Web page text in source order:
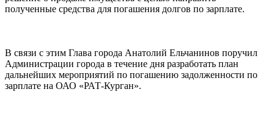
полученные средства для погашения долгов по зарплате.
В связи с этим Глава города Анатолий Ельчанинов поручил
Администрации города в течение дня разработать план
дальнейших мероприятий по погашению задолженности по
зарплате на ОАО «РАТ-Курган».